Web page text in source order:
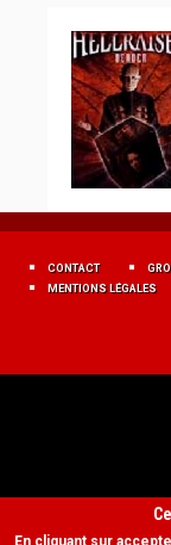
MENU
FR
CONTACT
MENTIONS LÉGALES
En cliquant sur